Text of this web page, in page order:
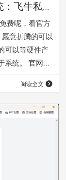
飞牛私有
费呢，看官方
意折腾的可以
可以等硬件产
系统。 官网：
install-
公测版本是
须备份好自己
阅读全文